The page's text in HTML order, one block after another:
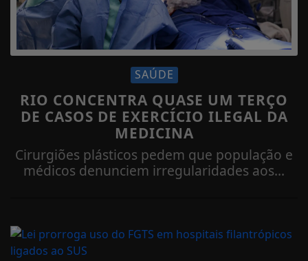
SAÚDE
RIO CONCENTRA QUASE UM TERÇO
DE CASOS DE EXERCÍCIO ILEGAL DA
MEDICINA
Cirurgiões plásticos pedem que população e
médicos denunciem irregularidades aos...